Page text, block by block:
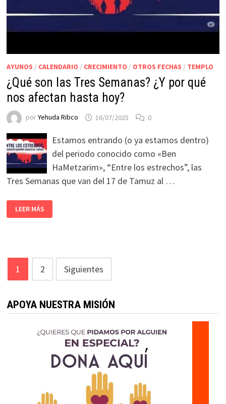
AYUNOS / CALENDARIO / CRECIMIENTO / OTROS FECHAS / TEMPLO
¿Qué son las Tres Semanas? ¿Y por qué
nos afectan hasta hoy?
porYehuda Ribco 16/07/2025 0
Estamos entrando (o ya estamos dentro)
del periodo conocido como «Ben
HaMetzarim», “Entre los estrechos”, las
Tres Semanas que van del 17 de Tamuz al …
LEER MÁS
Paginación
de
entradas
1 2 Siguientes
APOYA NUESTRA MISIÓN